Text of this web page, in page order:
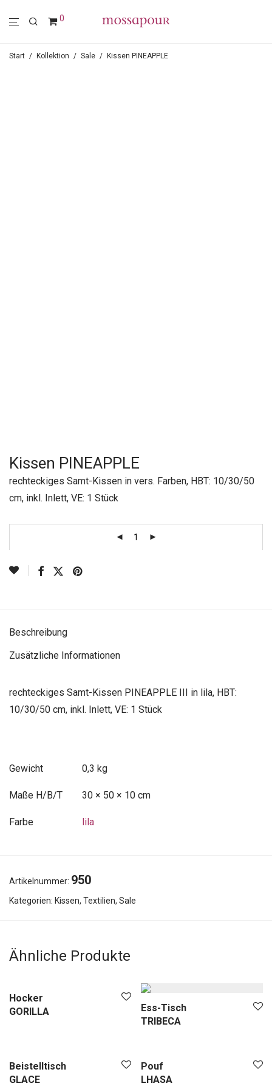
0
Start / Kollektion / Sale / Kissen PINEAPPLE
Kissen PINEAPPLE
rechteckiges Samt-Kissen in vers. Farben, HBT: 10/30/50
cm, inkl. Inlett, VE: 1 Stück
Beschreibung
Zusätzliche Informationen
rechteckiges Samt-Kissen PINEAPPLE III in lila, HBT:
10/30/50 cm, inkl. Inlett, VE: 1 Stück
Gewicht 0,3 kg
Maße 30 × 50 × 10 cm
Farbe lila
Artikelnummer: 950
Kategorien: Kissen, Textilien, Sale
Ähnliche Produkte
Hocker
GORILLA
Ess-Tisch
TRIBECA
Beistelltisch
GLACE
Pouf
LHASA